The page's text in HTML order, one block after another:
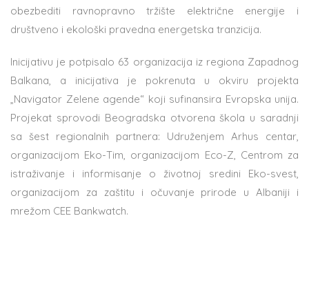
obezbediti ravnopravno tržište električne energije i
društveno i ekološki pravedna energetska tranzicija.
Inicijativu je potpisalo 63 organizacija iz regiona Zapadnog
Balkana, a inicijativa je pokrenuta u okviru projekta
„Navigator Zelene agende“ koji sufinansira Evropska unija.
Projekat sprovodi Beogradska otvorena škola u saradnji
sa šest regionalnih partnera: Udruženjem Arhus centar,
organizacijom Eko-Tim, organizacijom Eco-Z, Centrom za
istraživanje i informisanje o životnoj sredini Eko-svest,
organizacijom za zaštitu i očuvanje prirode u Albaniji i
mrežom CEE Bankwatch.